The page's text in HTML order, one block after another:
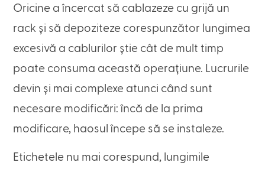
Oricine a încercat să cablazeze cu grijă un
rack și să depoziteze corespunzător lungimea
excesivă a cablurilor știe cât de mult timp
poate consuma această operațiune. Lucrurile
devin și mai complexe atunci când sunt
necesare modificări: încă de la prima
modificare, haosul începe să se instaleze.
Etichetele nu mai corespund, lungimile